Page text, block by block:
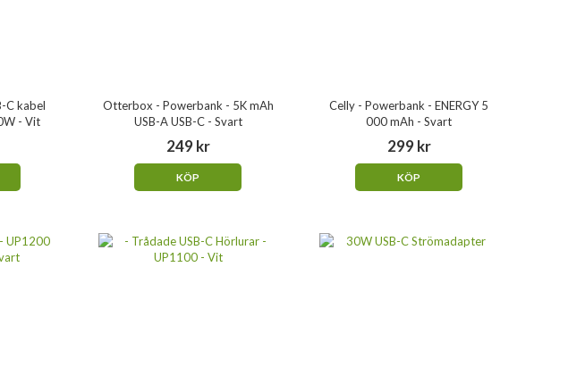
C kabel
- Vit
Otterbox - Powerbank - 5K mAh
USB-A USB-C - Svart
249 kr
KÖP
Celly - Powerbank - ENERGY 5
000 mAh - Svart
299 kr
KÖP